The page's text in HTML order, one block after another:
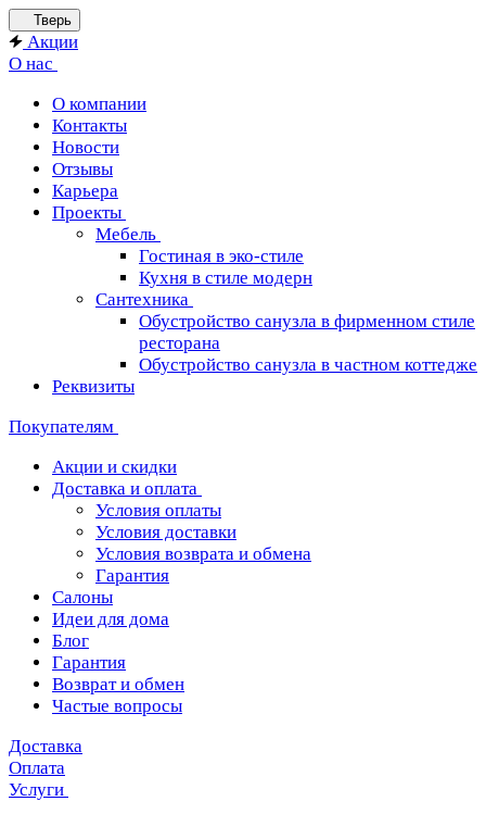
Тверь
Акции
О нас
О компании
Контакты
Новости
Отзывы
Карьера
Проекты
Мебель
Гостиная в эко-стиле
Кухня в стиле модерн
Сантехника
Обустройство санузла в фирменном стиле
ресторана
Обустройство санузла в частном коттедже
Реквизиты
Покупателям
Акции и скидки
Доставка и оплата
Условия оплаты
Условия доставки
Условия возврата и обмена
Гарантия
Салоны
Идеи для дома
Блог
Гарантия
Возврат и обмен
Частые вопросы
Доставка
Оплата
Услуги